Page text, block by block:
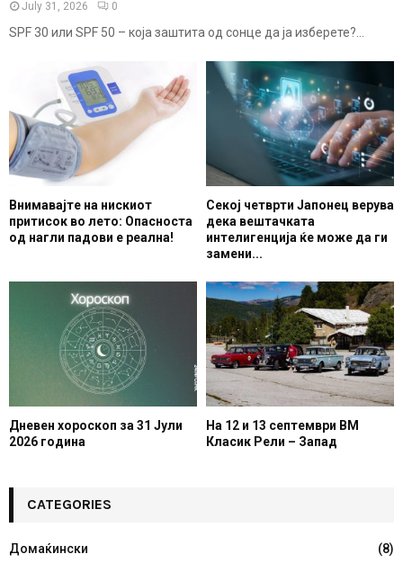
July 31, 2026 0
SPF 30 или SPF 50 – која заштита од сонце да ја изберете?...
Внимавајте на нискиот
притисок во лето: Опасноста
од нагли падови е реална!
Секој четврти Јапонец верува
дека вештачката
интелигенција ќе може да ги
замени...
Дневен хороскоп за 31 Јули
2026 година
На 12 и 13 септември ВМ
Класик Рели – Запад
CATEGORIES
Домаќински (8)